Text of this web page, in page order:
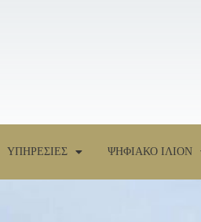
ΥΠΗΡΕΣΙΕΣ ΨΗΦΙΑΚΟ ΙΛΙΟΝ